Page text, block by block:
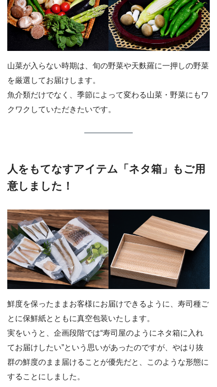
山菜が入らない時期は、旬の野菜や天麩羅に一押しの野菜
を厳選してお届けします。
魚介類だけでなく、季節によって変わる山菜・野菜にもワ
クワクしていただきたいです。
人をもてなすアイテム「ネタ箱」もご用
意しました！
鮮度を保ったままお客様にお届けできるように、寿司種ご
とに保鮮紙とともに真空包装いたします。
実をいうと、企画段階では“寿司屋のようにネタ箱に入れ
てお届けしたい”という思いがあったのですが、やはり抜
群の鮮度のまま届けることが優先だと、このような形態に
することにしました。